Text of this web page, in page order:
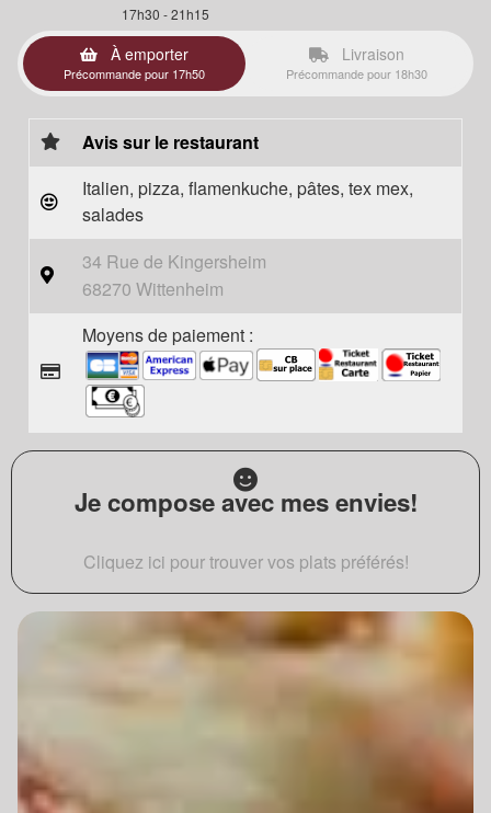
17h30 - 21h15
À emporter
Précommande pour 17h50
Livraison
Précommande pour 18h30
Avis sur le restaurant
Italien, pizza, flamenkuche, pâtes, tex mex,
salades
34 Rue de Kingersheim
68270 Wittenheim
Moyens de paiement :
Je compose avec mes envies!
Cliquez ici pour trouver vos plats préférés!